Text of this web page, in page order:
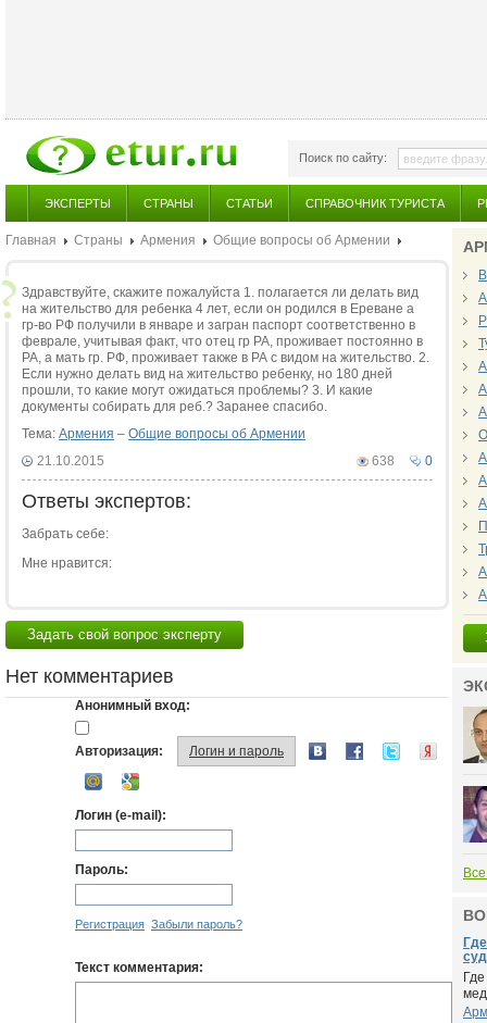
Поиск по сайту:
ЭКСПЕРТЫ СТРАНЫ СТАТЬИ СПРАВОЧНИК ТУРИСТА
Главная Страны Армения Общие вопросы об Армении
Здравствуйте, скажите пожалуйста 1. полагается ли делать вид
на жительство для ребенка 4 лет, если он родился в Ереване а
гр-во РФ получили в январе и загран паспорт соответственно в
феврале, учитывая факт, что отец гр РА, проживает постоянно в
РА, а мать гр. РФ, проживает также в РА с видом на жительство. 2.
Если нужно делать вид на жительство ребенку, но 180 дней
прошли, то какие могут ожидаться проблемы? 3. И какие
документы собирать для реб.? Заранее спасибо.
Тема: Армения – Общие вопросы об Армении
0
638
21.10.2015
Ответы экспертов:
Забрать себе:
Мне нравится:
Задать свой вопрос эксперту
Нет комментариев
Анонимный вход:
Авторизация: Логин и пароль
Логин (e-mail):
Пароль:
Регистрация Забыли пароль?
Текст комментария: